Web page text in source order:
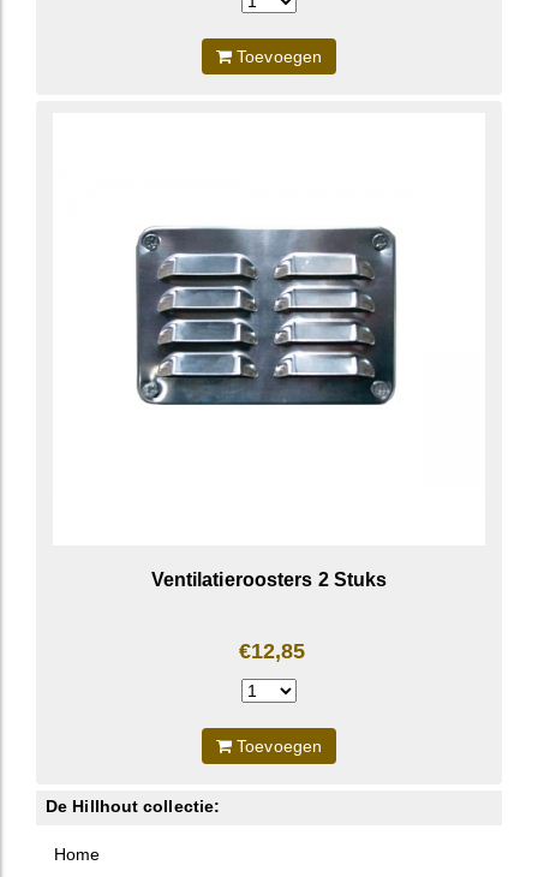
Toevoegen
Ventilatieroosters 2 Stuks
€12,85
Toevoegen
De Hillhout collectie:
Home